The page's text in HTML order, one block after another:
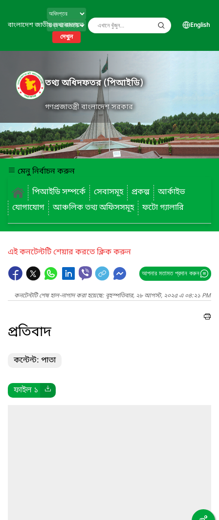
বাংলাদেশ জাতীয় তথ্য বাতায়ন
দেখুন
English
তথ্য অধিদফতর (পিআইডি)
গণপ্রজাতন্ত্রী বাংলাদেশ সরকার
মেনু নির্বাচন করুন
পিআইডি সম্পর্কে
সেবাসমূহ প্রকল্প
আর্কাইভ
যোগাযোগ
আঞ্চলিক তথ্য অফিসসমূহ ফটো গ্যালারি
এই কনটেন্টটি শেয়ার করতে ক্লিক করুন
আপনার মতামত প্রদান করুন
কনটেন্টটি শেষ হাল-নাগাদ করা হয়েছে: বৃহস্পতিবার, ২৮ আগস্ট, ২০২৫ এ ০৪:২১ PM
প্রতিবাদ
কন্টেন্ট: পাতা
ফাইল ১